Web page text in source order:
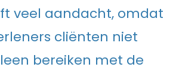
veel aandacht, omdat
cliënten niet
bereiken met de